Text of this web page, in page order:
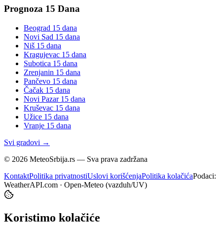
Prognoza 15 Dana
Beograd 15 dana
Novi Sad 15 dana
Niš 15 dana
Kragujevac 15 dana
Subotica 15 dana
Zrenjanin 15 dana
Pančevo 15 dana
Čačak 15 dana
Novi Pazar15 dana
Kruševac 15 dana
Užice 15 dana
Vranje 15 dana
Svi gradovi →
© 2026 MeteoSrbija.rs — Sva prava zadržana
KontaktPolitika privatnostiUslovi korišćenjaPolitika kolačićaPodaci:
WeatherAPI.com · Open-Meteo (vazduh/UV)
Koristimo kolačiće